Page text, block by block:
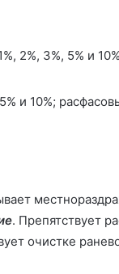
2%, 3%, 5% и
и 10%;
. Препятствует
очистке